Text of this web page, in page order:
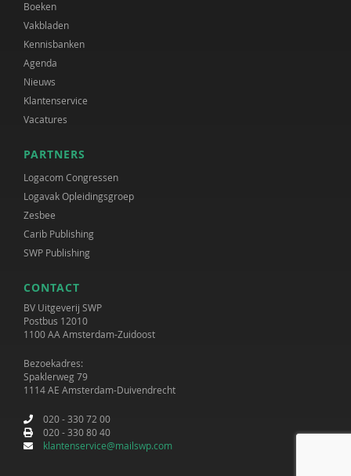
Boeken
Vakbladen
Kennisbanken
Agenda
Nieuws
Klantenservice
Vacatures
PARTNERS
Logacom Congressen
Logavak Opleidingsgroep
Zesbee
Carib Publishing
SWP Publishing
CONTACT
BV Uitgeverij SWP
Postbus 12010
1100 AA Amsterdam-Zuidoost
Bezoekadres:
Spaklerweg 79
1114 AE Amsterdam-Duivendrecht
020 - 330 72 00
020 - 330 80 40
klantenservice@mailswp.com